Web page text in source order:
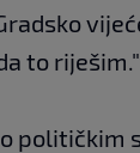
to riješim."
političkim